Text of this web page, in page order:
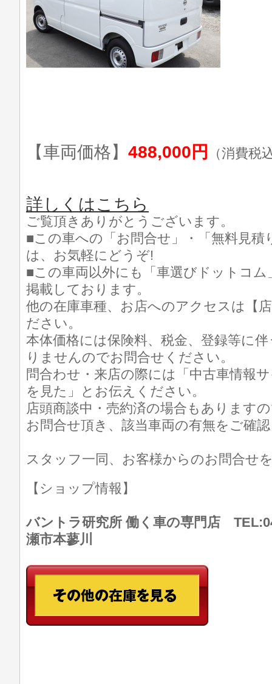
【車両価格】 488,000円 （消費税
詳しくはこちら
ご覧頂きありがとうございます。
■この車への「お問合せ」・「無料見積
は、お気軽にどうぞ!
■この車両以外にも「車選びドットコ
掲載しております。
他の在庫車種、お店へのアクセスは【
ださい。
本体価格には保険料、税金、登録等に
りませんのでお問合せください。
問合わせ・来店の際には「中古車情報
を見た」とお伝えください。
店頭商談中・売約済の場合もあります
お問合せ頂き、該当車両の有無をご確
スタッフ一同、お客様からのお問合せ
【ショップ情報】
バントラ研究所 働く車の専門店
瀬市本蓼川